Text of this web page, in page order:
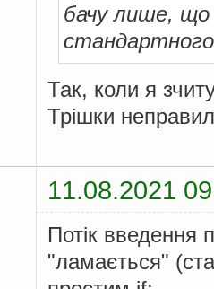
бачу лише, що
Так, коли я
Трішки
11.08.2021
Потік введення
"ламається"